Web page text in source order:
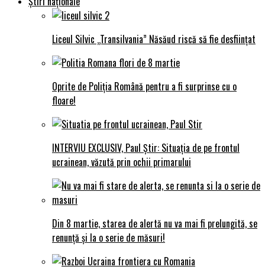
Liceul Silvic „Transilvania” Năsăud riscă să fie desființat
Oprite de Poliția Română pentru a fi surprinse cu o
floare!
INTERVIU EXCLUSIV, Paul Știr: Situația de pe frontul
ucrainean, văzută prin ochii primarului
Din 8 martie, starea de alertă nu va mai fi prelungită, se
renunță și la o serie de măsuri!